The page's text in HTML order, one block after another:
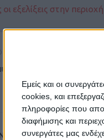
Εμείς και οι
cookies, και
πληροφορίες που
διαφήμισης και
συνεργάτες μας
οι εξελίξεις στην
ΑΓΩΝ